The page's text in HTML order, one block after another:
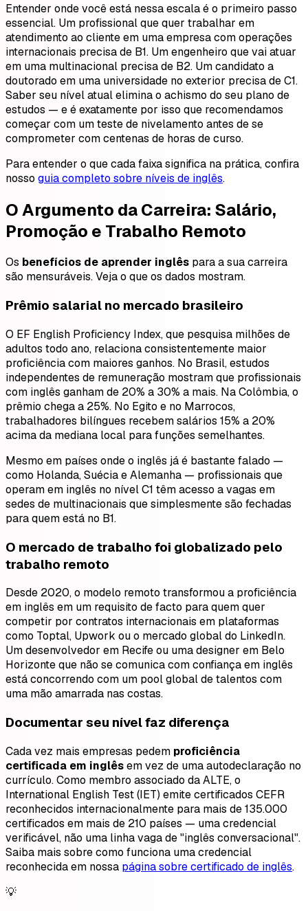
Entender onde você está nessa escala é o primeiro passo
essencial. Um profissional que quer trabalhar em
atendimento ao cliente em uma empresa com operações
internacionais precisa de B1. Um engenheiro que vai atuar
em uma multinacional precisa de B2. Um candidato a
doutorado em uma universidade no exterior precisa de C1.
Saber seu nível atual elimina o achismo do seu plano de
estudos — e é exatamente por isso que recomendamos
começar com um teste de nivelamento antes de se
comprometer com centenas de horas de curso.
Para entender o que cada faixa significa na prática, confira
nosso guia completo sobre níveis de inglês.
O Argumento da Carreira: Salário,
Promoção e Trabalho Remoto
Os benefícios de aprender inglês para a sua carreira
são mensuráveis. Veja o que os dados mostram.
Prêmio salarial no mercado brasileiro
O EF English Proficiency Index, que pesquisa milhões de
adultos todo ano, relaciona consistentemente maior
proficiência com maiores ganhos. No Brasil, estudos
independentes de remuneração mostram que profissionais
com inglês ganham de 20% a 30% a mais. Na Colômbia, o
prêmio chega a 25%. No Egito e no Marrocos,
trabalhadores bilíngues recebem salários 15% a 20%
acima da mediana local para funções semelhantes.
Mesmo em países onde o inglês já é bastante falado —
como Holanda, Suécia e Alemanha — profissionais que
operam em inglês no nível C1 têm acesso a vagas em
sedes de multinacionais que simplesmente são fechadas
para quem está no B1.
O mercado de trabalho foi globalizado pelo
trabalho remoto
Desde 2020, o modelo remoto transformou a proficiência
em inglês em um requisito de facto para quem quer
competir por contratos internacionais em plataformas
como Toptal, Upwork ou o mercado global do LinkedIn.
Um desenvolvedor em Recife ou uma designer em Belo
Horizonte que não se comunica com confiança em inglês
está concorrendo com um pool global de talentos com
uma mão amarrada nas costas.
Documentar seu nível faz diferença
Cada vez mais empresas pedem proficiência
certificada em inglêsem vez de uma autodeclaração no
currículo. Como membro associado da ALTE, o
International English Test (IET) emite certificados CEFR
reconhecidos internacionalmente para mais de 135.000
certificados em mais de 210 países — uma credencial
verificável, não uma linha vaga de "inglês conversacional".
Saiba mais sobre como funciona uma credencial
reconhecida em nossa página sobre certificado de inglês.
💡